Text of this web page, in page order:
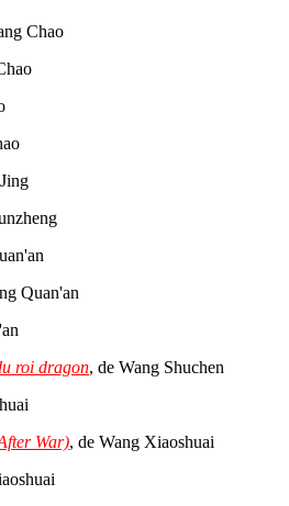
Chao
Quan'an
roi dragon, de Wang Shuchen
War), de Wang Xiaoshuai